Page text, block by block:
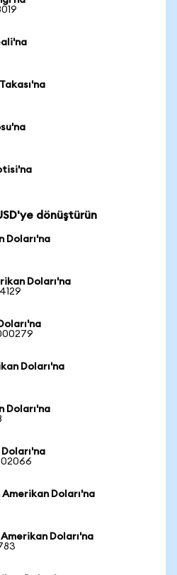
dönüştürün
Doları'na
Doları'na
Doları'na
Doları'na
Doları'na
Doları'na